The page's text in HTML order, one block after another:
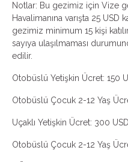
Notlar: Bu gezimiz için Vize
Havalimanına varışta 25 USD
gezimiz minimum 15 kişi
sayıya ulaşılmaması
edilir.
Otobüslü Yetişkin Ücret: 150
Otobüslü Çocuk 2-12 Yaş
Uçaklı Yetişkin Ücret: 300 USD
Otobüslü Çocuk 2-12 Yaş